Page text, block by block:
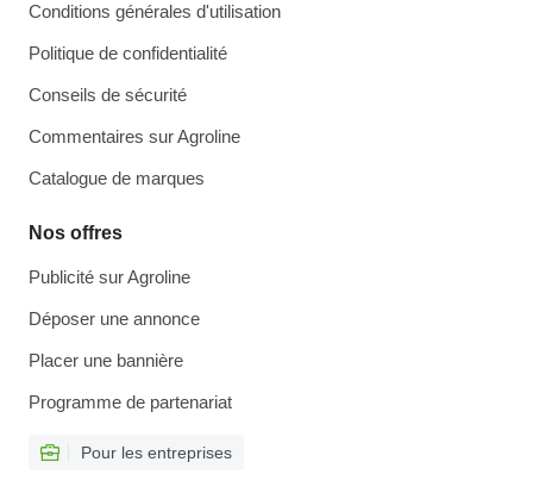
Conditions générales d'utilisation
Politique de confidentialité
Conseils de sécurité
Commentaires sur Agroline
Catalogue de marques
Nos offres
Publicité sur Agroline
Déposer une annonce
Placer une bannière
Programme de partenariat
Pour les entreprises